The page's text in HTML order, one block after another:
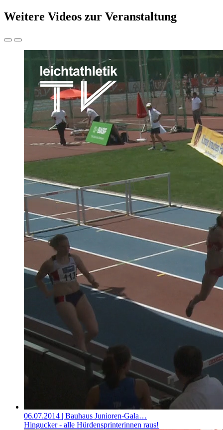
Weitere Videos zur Veranstaltung
06.07.2014 | Bauhaus Junioren-Gala…
Hingucker - alle Hürdensprinterinnen raus!